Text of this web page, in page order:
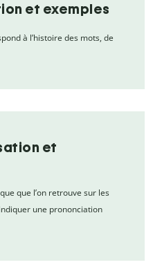
et exemples
à l’histoire des mots, de
et
que l’on retrouve sur les
une prononciation